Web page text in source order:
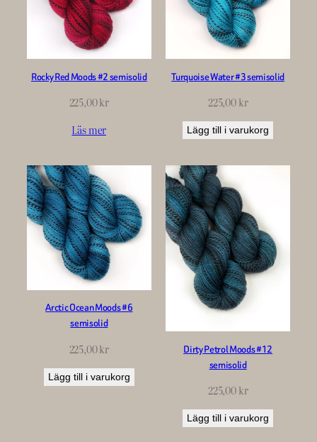
Rocky Red Moods #2 semisolid
225,00kr
Läs mer
Turquoise Water #3 semisolid
225,00kr
Lägg till i varukorg
Arctic Ocean Moods #6
semisolid
225,00kr
Lägg till i varukorg
Dirty Petrol Moods #12
semisolid
225,00kr
Lägg till i varukorg